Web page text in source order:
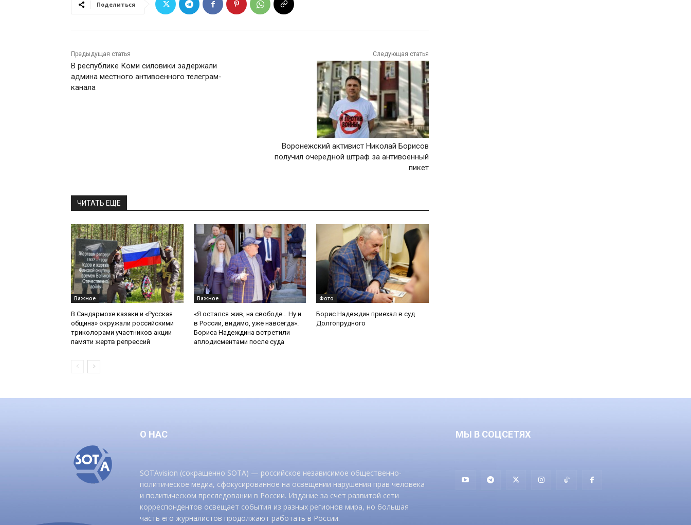
Поделиться
Предыдущая статья
В республике Коми силовики задержали
админа местного антивоенного телеграм-
канала
Следующая статья
Воронежский активист Николай Борисов
получил очередной штраф за антивоенный
пикет
ЧИТАТЬ ЕЩЕ
Важное
В Сандармохе казаки и «Русская
община» окружали российскими
триколорами участников акции
памяти жертв репрессий
Важное
«Я остался жив, на свободе… Ну и
в России, видимо, уже навсегда».
Бориса Надеждина встретили
аплодисментами после суда
Фото
Борис Надеждин приехал в суд
Долгопрудного
О НАС
SOTAvision (сокращенно SOTA) — российское независимое общественно-
политическое медиа, сфокусированное на освещении нарушения прав человека
и политическом преследовании в России. Издание за счет развитой сети
корреспондентов освещает события из разных регионов мира, но большая
часть его журналистов продолжают работать в России.
МЫ В СОЦСЕТЯХ